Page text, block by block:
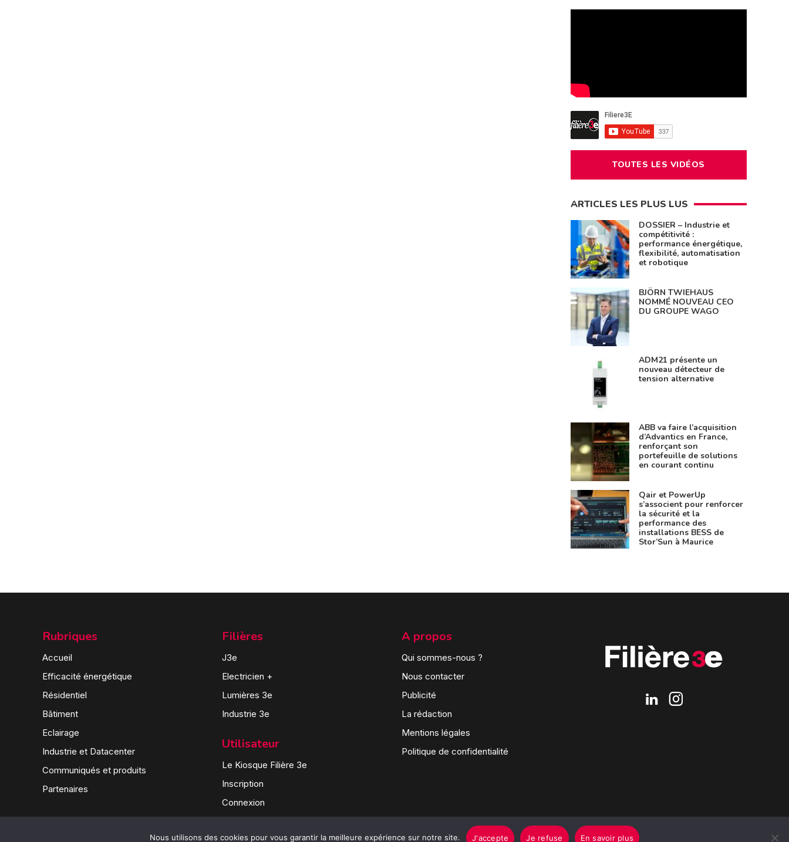
TOUTES LES VIDÉOS
ARTICLES LES PLUS LUS
DOSSIER – Industrie et
compétitivité :
performance énergétique,
flexibilité, automatisation
et robotique
BJÖRN TWIEHAUS
NOMMÉ NOUVEAU CEO
DU GROUPE WAGO
ADM21 présente un
nouveau détecteur de
tension alternative
ABB va faire l’acquisition
d’Advantics en France,
renforçant son
portefeuille de solutions
en courant continu
Qair et PowerUp
s’associent pour renforcer
la sécurité et la
performance des
installations BESS de
Stor’Sun à Maurice
Rubriques
Accueil
Efficacité énergétique
Résidentiel
Bâtiment
Eclairage
Industrie et Datacenter
Communiqués et produits
Partenaires
Filières
J3e
Electricien +
Lumières 3e
Industrie 3e
Utilisateur
Le Kiosque Filière 3e
Inscription
Connexion
A propos
Qui sommes-nous ?
Nous contacter
Publicité
La rédaction
Mentions légales
Politique de confidentialité
Nous utilisons des cookies pour vous garantir la meilleure expérience sur notre site. J'accepte Je refuse En savoir plus